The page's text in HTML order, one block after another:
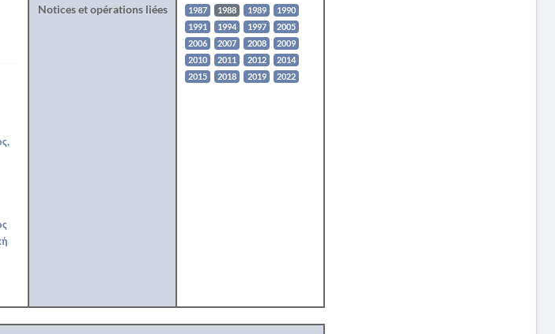
Notices et opérations liées 1987 1988 1989
1990
1991
1994 1997
2005
2006
2007 2008
2009
2010
2011 2012
2014
2015
2018 2019 2022